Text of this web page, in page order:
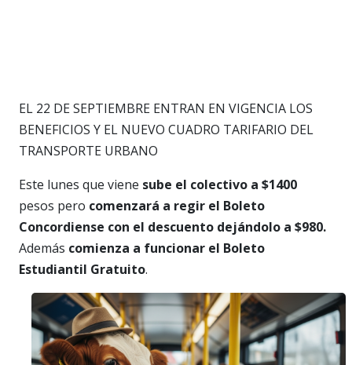
EL 22 DE SEPTIEMBRE ENTRAN EN VIGENCIA LOS
BENEFICIOS Y EL NUEVO CUADRO TARIFARIO DEL
TRANSPORTE URBANO
Este lunes que viene sube el colectivo a $1400
pesos pero comenzará a regir el Boleto
Concordiense con el descuento dejándolo a $980.
Además comienza a funcionar el Boleto
Estudiantil Gratuito.